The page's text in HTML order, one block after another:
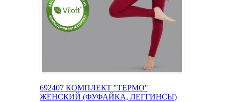
692407 КОМПЛЕКТ "ТЕРМО"
ЖЕНСКИЙ (ФУФАЙКА, ЛЕГГИНСЫ)